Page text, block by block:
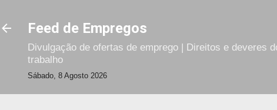
Feed de Empregos
Divulgação de ofertas de emprego | Direitos e deveres
trabalho
Sábado, 8 Agosto 2026